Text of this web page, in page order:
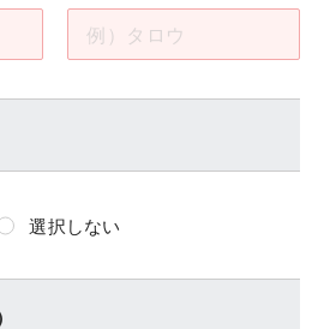
選択しない